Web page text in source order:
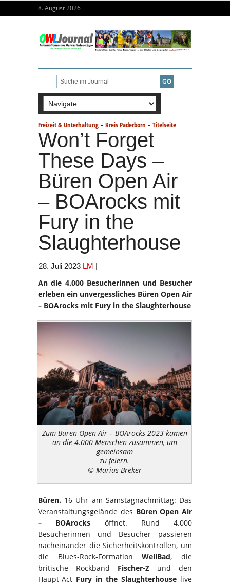
8. August 2026
Freizeit & Unterhaltung - Kreis Paderborn - Titelseite
Won’t Forget
These Days –
Büren Open Air
– BOArocks mit
Fury in the
Slaughterhouse
28. Juli 2023 LM |
An die 4.000 Besucherinnen und Besucher
erleben ein unvergessliches Büren Open Air
– BOArocks mit Fury in the Slaughterhouse
Zum Büren Open Air – BOArocks 2023 kamen
an die 4.000 Menschen zusammen, um
gemeinsam
zu feiern.
© Marius Breker
Büren. 16 Uhr am Samstagnachmittag: Das
Veranstaltungsgelände des Büren Open Air
– BOArocks öffnet. Rund 4.000
Besucherinnen und Besucher passieren
nacheinander die Sicherheitskontrollen, um
die Blues-Rock-FormationWellBad, die
britische Rockband Fischer-Z und den
Haupt-Act Fury in the Slaughterhouse live